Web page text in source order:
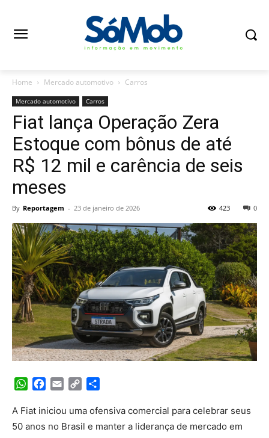
Home Mercado automotivo Carros
Mercado automotivo Carros
Fiat lança Operação Zera
Estoque com bônus de até
R$ 12 mil e carência de seis
meses
By Reportagem - 23 de janeiro de 2026 0
423
WhatsApp
Facebook
Email Copy
A Fiat iniciou uma ofensiva comercial para celebrar seus
50 anos no Brasil e manter a liderança de mercado em